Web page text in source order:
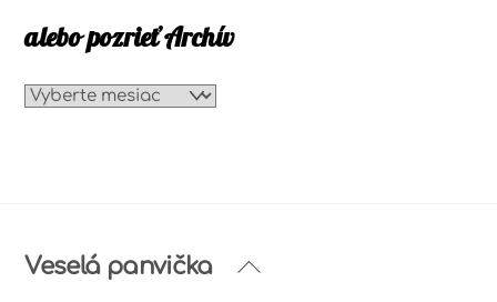
alebo pozrieť Archív
alebo
Back
Veselá panvička